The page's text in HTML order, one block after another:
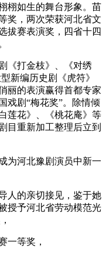
栩如生的舞台形象。苗
奖，两次荣获河北省文
拔赛表演奖，四省十四
《打金枝》、《对绣
新编历史剧《虎符》
丽的表演赢得首都专家
戏剧“梅花奖”。除情倾
莲花》、《桃花庵》等
目重新加工整理后立到
为河北豫剧演员中新一
人的亲切接见，鉴于她
授予河北省劳动模范光
一等奖，